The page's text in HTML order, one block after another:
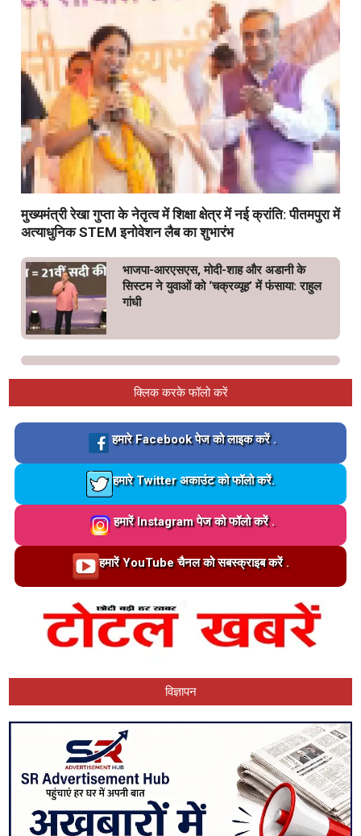
मुख्यमंत्री रेखा गुप्ता के नेतृत्व में शिक्षा क्षेत्र में नई क्रांति: पीतमपुरा में
अत्याधुनिक STEM इनोवेशन लैब का शुभारंभ
भाजपा-आरएसएस, मोदी-शाह और अडानी के
सिस्टम ने युवाओं को ‘चक्रव्यूह’ में फंसाया: राहुल
गांधी
क्लिक करके फॉलो करें
Loading…
हमारे Facebook पेज को लाइक करें .
Loading…
हमारे Twitter अकाउंट को फॉलो करें.
Loading…
हमारें Instagram पेज को फॉलो करें .
Loading…हमारें YouTube चैनल को सबस्क्राइब करें .
विज्ञापन